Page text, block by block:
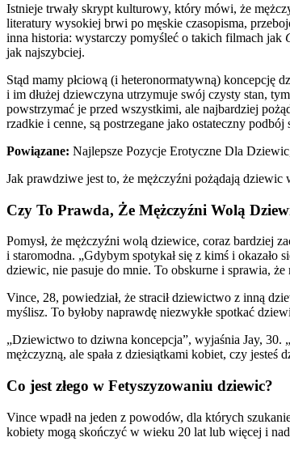
Istnieje trwały skrypt kulturowy, który mówi, że
literatury wysokiej brwi po męskie czasopisma,
inna historia: wystarczy pomyśleć o takich filmach jak
jak najszybciej.
Stąd mamy płciową (i heteronormatywną) koncepcję
i im dłużej dziewczyna utrzymuje swój czysty stan,
powstrzymać je przed wszystkimi, ale najbardziej
rzadkie i cenne, są postrzegane jako ostateczny podbój
Powiązane: Najlepsze Pozycje Erotyczne Dla
Jak prawdziwe jest to, że mężczyźni pożądają
Czy To Prawda, Że Mężczyźni Wolą
Pomysł, że mężczyźni wolą dziewice, coraz bardziej
i staromodna. „Gdybym spotykał się z kimś i okazało
dziewic, nie pasuje do mnie. To obskurne i sprawia,
Vince, 28, powiedział, że stracił dziewictwo z inną
myślisz. To byłoby naprawdę niezwykłe spotkać
„Dziewictwo to dziwna koncepcja”, wyjaśnia Jay, 30.
mężczyzną, ale spała z dziesiątkami kobiet, czy
Co jest złego w Fetyszyzowaniu dziewic?
Vince wpadł na jeden z powodów, dla których
kobiety mogą skończyć w wieku 20 lat lub więcej i